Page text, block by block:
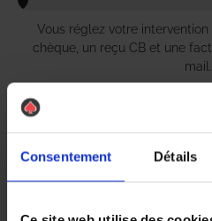
Consentement Détails
Vous réglez votre
chèque, un reçu CB et une
mail.
Etape 5 :
Vous évaluez la prestation